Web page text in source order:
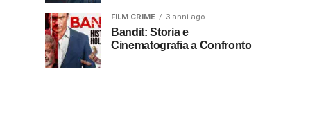
FILM CRIME 3 anni ago
Bandit: Storia e
Cinematografia a Confronto